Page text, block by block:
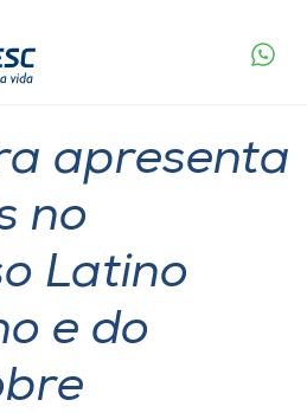
apresenta
no
Latino
e do